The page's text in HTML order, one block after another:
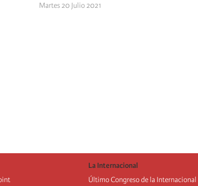
Martes 20 Julio 2021
La Internacional
Último Congreso de la Internacional